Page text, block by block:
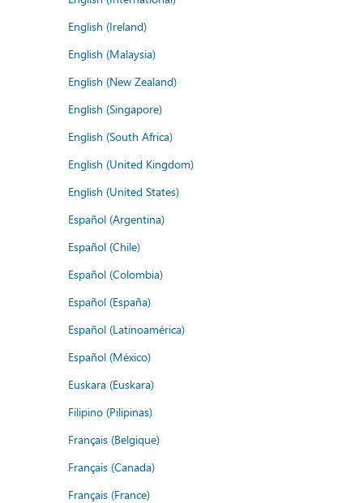
English (Ireland)
English (Malaysia)
English (New Zealand)
English (Singapore)
English (South Africa)
English (United Kingdom)
English (United States)
Español (Argentina)
Español (Chile)
Español (Colombia)
Español (España)
Español (Latinoamérica)
Español (México)
Euskara (Euskara)
Filipino (Pilipinas)
Français (Belgique)
Français (Canada)
Français (France)